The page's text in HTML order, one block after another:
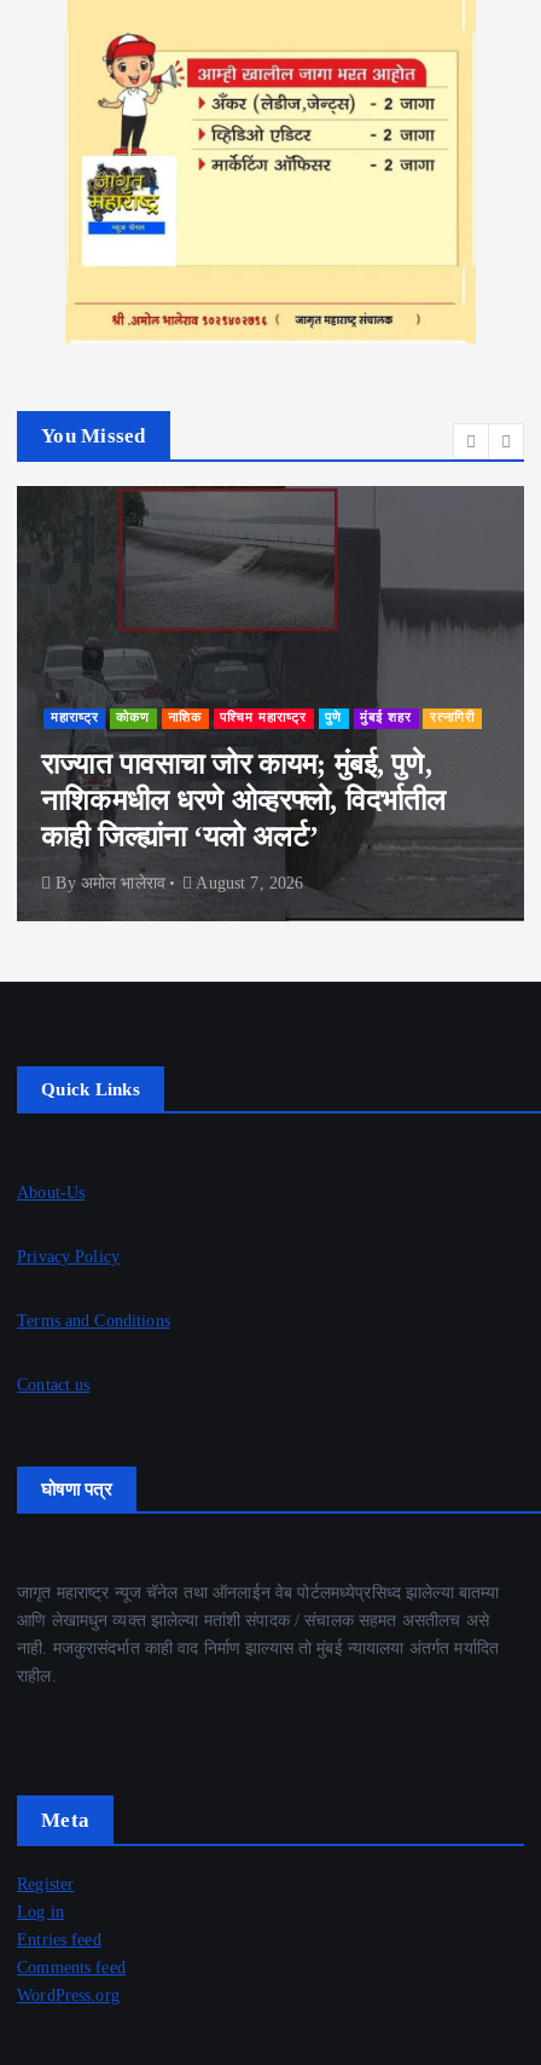
You Missed
महाराष्ट्र कोकण नाशिक पश्चिम महाराष्ट्र पुणे मुंबई शहर रत्नागिरी
राज्यात पावसाचा जोर कायम; मुंबई, पुणे,
नाशिकमधील धरणे ओव्हरफ्लो, विदर्भातील
काही जिल्ह्यांना ‘यलो अलर्ट’
By अमोल भालेराव August 7, 2026
Quick Links
About-Us
Privacy Policy
Terms and Conditions
Contact us
घोषणा पत्र
जागृत महाराष्ट्र न्यूज चॅनेल तथा ऑनलाईन वेब पोर्टलमध्येप्रसिध्द झालेल्या बातम्या
आणि लेखामधुन व्यक्त झालेल्या मतांशी संपादक / संचालक सहमत असतीलच असे
नाही. मजकुरासंदर्भात काही वाद निर्माण झाल्यास तो मुंबई न्यायालया अंतर्गत मर्यादित
राहील.
Meta
Register
Log in
Entries feed
Comments feed
WordPress.org